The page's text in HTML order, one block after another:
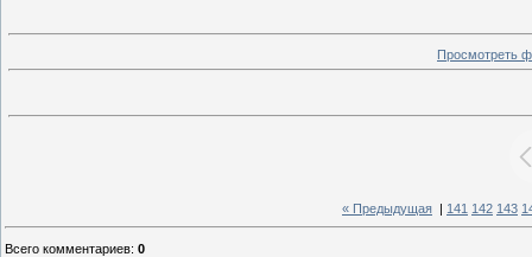
Просмотреть
« Предыдущая 141 142 143
Всего комментариев: 0